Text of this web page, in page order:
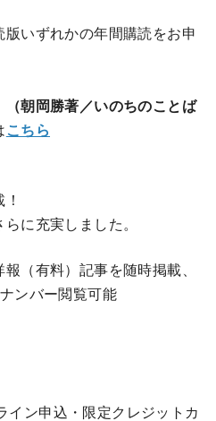
いずれかの年間購読をお申
（朝岡勝著／いのちのことば
こちら
に充実しました。
（有料）記事を随時掲載、
ンバー閲覧可能
イン申込・限定クレジットカ